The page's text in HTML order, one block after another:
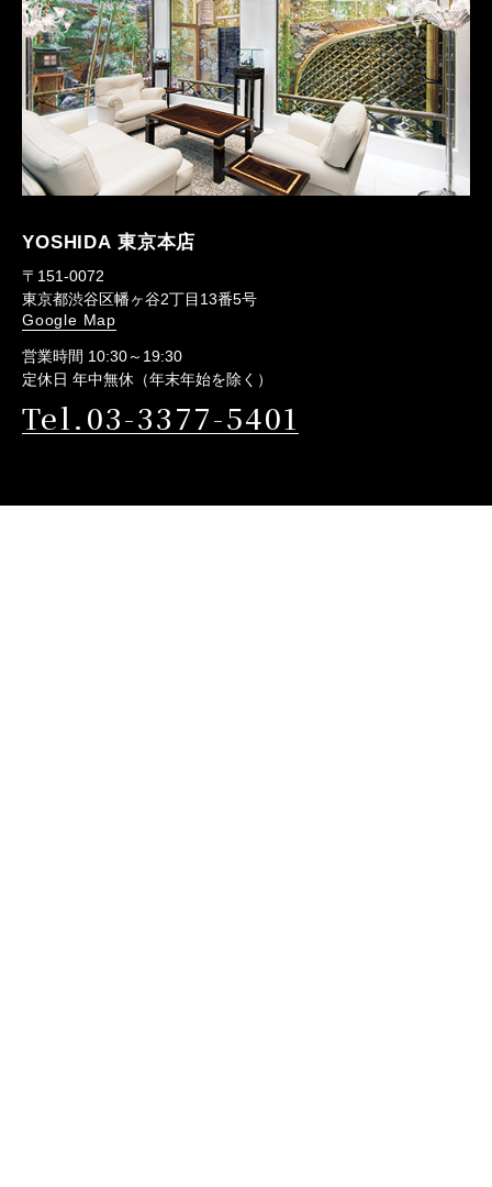
YOSHIDA 東京本店
〒151-0072
東京都渋谷区幡ヶ谷2丁目13番5号
Google Map
営業時間 10:30～19:30
定休日 年中無休（年末年始を除く）
Tel.03-3377-5401